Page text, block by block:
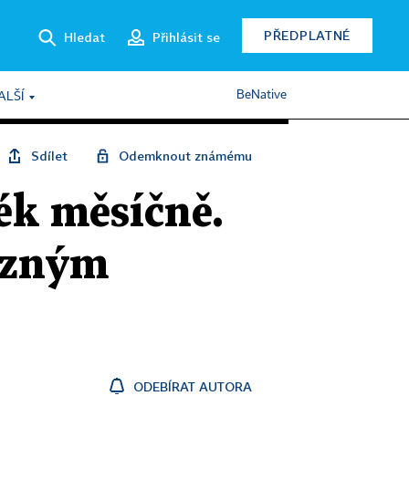
Hledat Přihlásit se PŘEDPLATNÉ
BeNative
Sdílet Odemknout známému
měsíčně.
ODEBÍRAT AUTORA